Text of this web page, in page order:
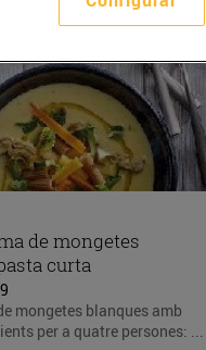
de mongetes
curta
mongetes blanques amb
per a quatre persones: ...